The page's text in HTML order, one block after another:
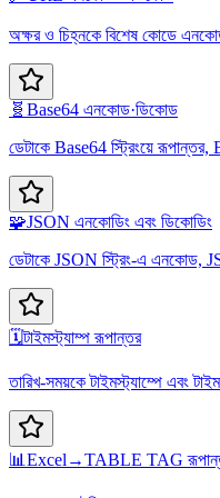
অক্ষর ও চিহ্নকে বিশেষ কোডে
🧬 Base64 এনকোড·ডিকোড
ডেটাকে Base64 স্ট্রিংয়ে রূপান্তর,
🧩JSON এনকোডিং এবং ডিকোডিং
ডেটাকে JSON স্ট্রিং-এ এনকোড,
🗓️টাইমস্ট্যাম্প রূপান্তর
তারিখ-সময়কে টাইমস্ট্যাম্পে এবং
📊Excel→TABLE TAG